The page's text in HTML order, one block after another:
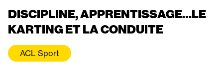
DISCIPLINE, APPRENTISSAGE…LE
KARTING ET LA CONDUITE
ACL Sport